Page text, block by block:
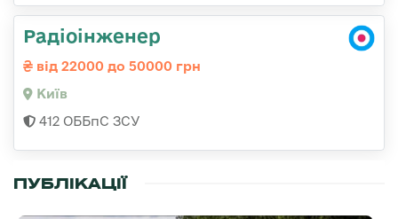
Радіоінженер
від 22000 до 50000 грн
Київ
412 ОББпС ЗСУ
ПУБЛІКАЦІЇ